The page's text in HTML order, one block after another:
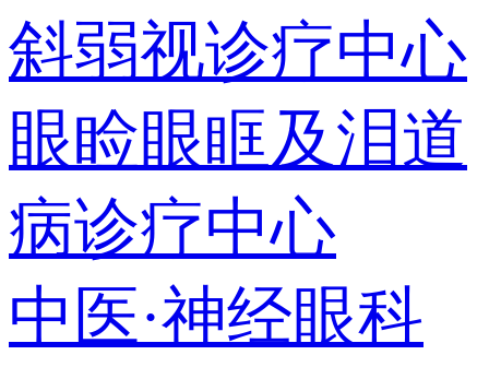
斜弱视诊疗中心
眼睑眼眶及泪道
病诊疗中心
中医·神经眼科